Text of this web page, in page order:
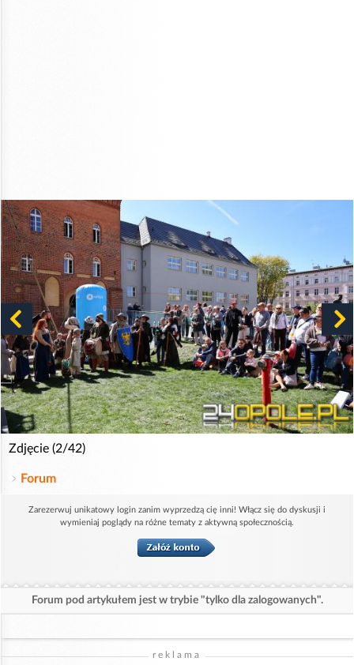
Zdjęcie (2/42)
Forum
Zarezerwuj unikatowy login zanim wyprzedzą cię inni! Włącz się do dyskusji i
wymieniaj poglądy na różne tematy z aktywną społecznością.
Forum pod artykułem jest w trybie "tylko dla zalogowanych".
reklama